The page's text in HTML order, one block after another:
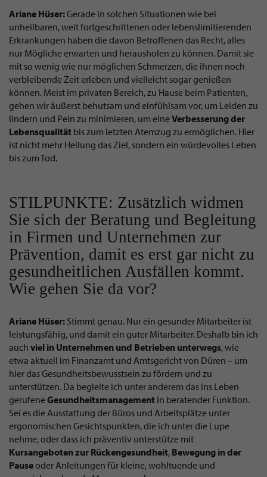
Ariane Hüser:Gerade in solchen Situationen wie bei
unheilbaren, weit fortgeschrittenen oder lebenslimitierenden
Erkrankungen haben die davon Betroffenen das Recht, alles
nur Mögliche erwarten und herausholen zu können. Damit sie
mit so wenig wie nur möglichen Schmerzen, die ihnen noch
verbleibende Zeit erleben und vielleicht sogar genießen
können. Meist im privaten Bereich, zu Hause beim Patienten,
gehen wir äußerst behutsam und einfühlsam vor, um Leiden zu
lindern und Pein zu minimieren, um eineVerbesserung der
Lebensqualität bis zum letzten Atemzug zu ermöglichen. Hier
ist nicht mehr Heilung das Ziel, sondern ein würdevolles Leben
bis zum Tod.
STILPUNKTE: Zusätzlich widmen
Sie sich der Beratung und Begleitung
in Firmen und Unternehmen zur
Prävention, damit es erst gar nicht zu
gesundheitlichen Ausfällen kommt.
Wie gehen Sie da vor?
Ariane Hüser: Stimmt genau. Nur ein gesunder Mitarbeiter ist
leistungsfähig, und damit ein guter Mitarbeiter. Deshalb bin ich
auch viel in Unternehmen und Betrieben unterwegs, wie
etwa aktuell im Finanzamt und Amtsgericht von Düren – um
hier das Gesundheitsbewusstsein zu fördern und zu
unterstützen. Da begleite ich unter anderem das ins Leben
gerufeneGesundheitsmanagement in beratender Funktion.
Sei es die Ausstattung der Büros und Arbeitsplätze unter
ergonomischen Gesichtspunkten, die ich unter die Lupe
nehme, oder dass ich präventiv unterstütze mit
Kursangebotenzur Rückengesundheit, Bewegung in der
Pauseoder Anleitungen für kleine, wohltuende und